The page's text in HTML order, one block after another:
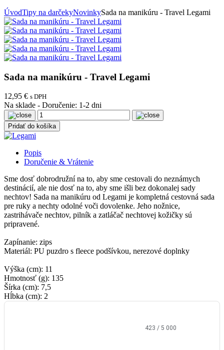
ÚvodTipy na darčekyNovinkySada na manikúru - Travel Legami
Sada na manikúru - Travel Legami
12,95 € s DPH
Na sklade - Doručenie: 1-2 dni
Pridať do košíka
Popis
Doručenie & Vrátenie
Sme dosť dobrodružní na to, aby sme cestovali do neznámych
destinácií, ale nie dosť na to, aby sme išli bez dokonalej sady
nechtov! Sada na manikúru od Legami je kompletná cestovná sada
pre ruky a nechty odolné voči dovolenke. Jeho nožnice,
zastrihávače nechtov, pilník a zatláčač nechtovej kožičky sú
pripravené.
Zapínanie: zips
Materiál: PU puzdro s fleece podšívkou, nerezové doplnky
Výška (cm): 11
Hmotnosť (g): 135
Šírka (cm): 7,5
Hĺbka (cm): 2
423 / 5 000